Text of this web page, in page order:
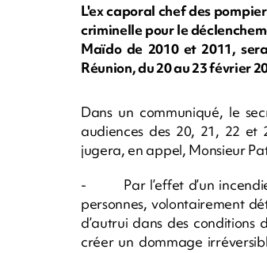
L'ex caporal chef des
criminelle pour le
Maïdo de 2010 et 2011,
Réunion, du 20 au 23 février
Dans un communiqué, le
audiences des 20, 21, 22 et
jugera, en appel, Monsieur
- Par l’effet d’un incendie
personnes, volontairement
d’autrui dans des
créer un dommage